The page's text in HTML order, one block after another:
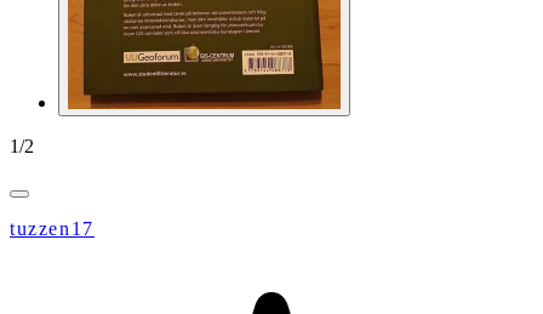
1/2
tuzzen17